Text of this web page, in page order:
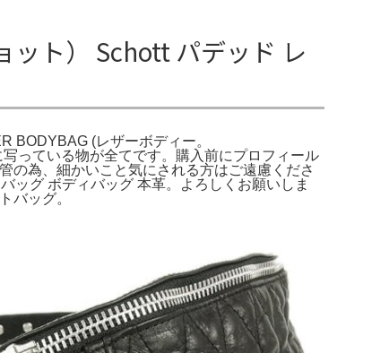
ット） Schott パデッド レ
BODYBAG (レザーボディー。
っている物が全てです。購入前にプロフィール
の為、細かいこと気にされる方はご遠慮くださ
ッグ ボディバッグ 本革。よろしくお願いしま
バッグ。